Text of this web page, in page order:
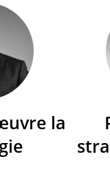
la